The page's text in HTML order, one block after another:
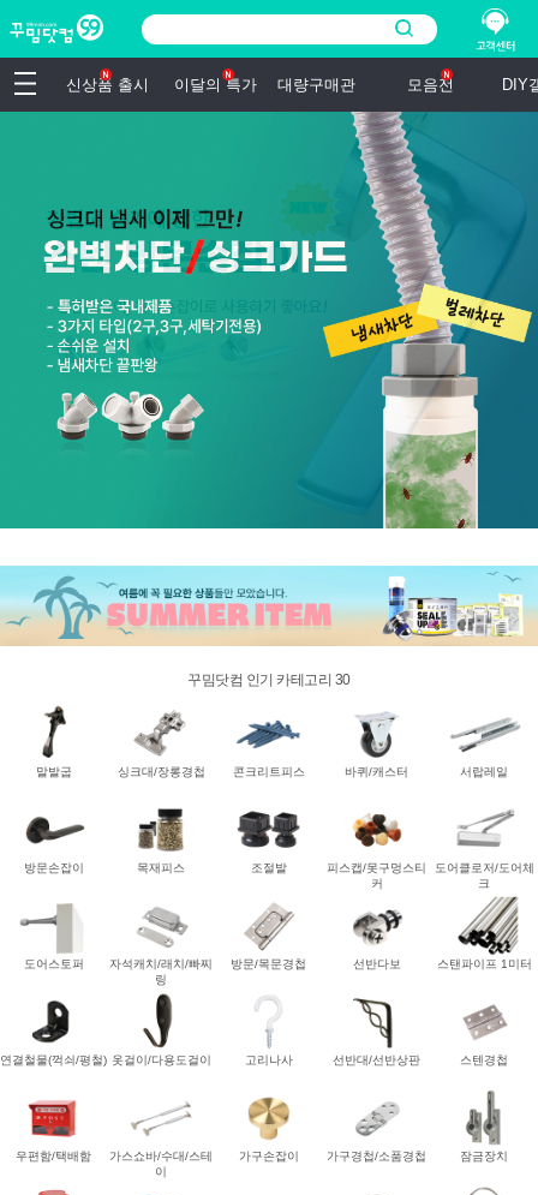
신상품 출시 이달의 특가 대량구매관 모음전 DIY
꾸밈닷컴 인기 카테고리 30
말발굽 싱크대/장롱경첩 콘크리트피스 바퀴/캐스터 서랍레일
방문손잡이 목재피스 조절발
피스캡/못구멍스티
커
도어클로저/도어체
크
도어스토퍼
자석캐치/래치/빠찌
링
방문/목문경첩 선반다보 스탠파이프 1미터
연결철물(꺽쇠/평철) 옷걸이/다용도걸이 고리나사 선반대/선반상판 스텐경첩
우편함/택배함
가스쇼바/수대/스테
이
가구손잡이 가구경첩/소품경첩 잠금장치